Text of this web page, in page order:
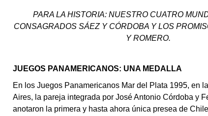
PARA LA HISTORIA: NUESTRO CUATRO
CONSAGRADOS SÁEZ Y CÓRDOBA Y LOS
Y ROMERO.
JUEGOS PANAMERICANOS: UNA MEDALLA
En los Juegos Panamericanos Mar del Plata 1995, en
Aires, la pareja integrada por José Antonio Córdoba y
anotaron la primera y hasta ahora única presea de